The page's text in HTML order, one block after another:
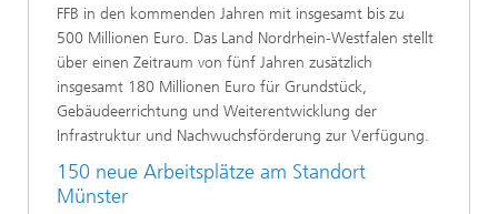
FFB in den kommenden Jahren mit insgesamt bis zu
500 Millionen Euro. Das Land Nordrhein-Westfalen stellt
über einen Zeitraum von fünf Jahren zusätzlich
insgesamt 180 Millionen Euro für Grundstück,
Gebäudeerrichtung und Weiterentwicklung der
Infrastruktur und Nachwuchsförderung zur Verfügung.
150 neue Arbeitsplätze am Standort
Münster